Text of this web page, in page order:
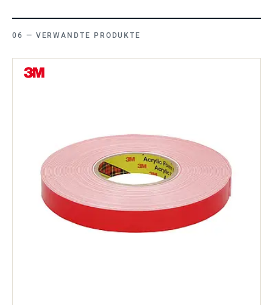
VERWANDTE PRODUKTE